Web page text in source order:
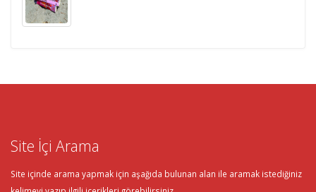
Site İçi Arama
Site içinde arama yapmak için aşağıda bulunan alan ile aramak istediğiniz